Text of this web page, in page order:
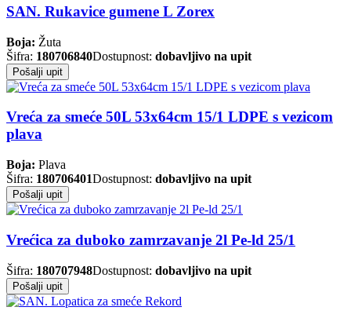
SAN. Rukavice gumene L Zorex
Boja: Žuta
Šifra: 180706840Dostupnost: dobavljivo na upit
Pošalji upit
Vreća za smeće 50L 53x64cm 15/1 LDPE s vezicom
plava
Boja: Plava
Šifra: 180706401Dostupnost: dobavljivo na upit
Pošalji upit
Vrećica za duboko zamrzavanje 2l Pe-ld 25/1
Šifra: 180707948Dostupnost: dobavljivo na upit
Pošalji upit